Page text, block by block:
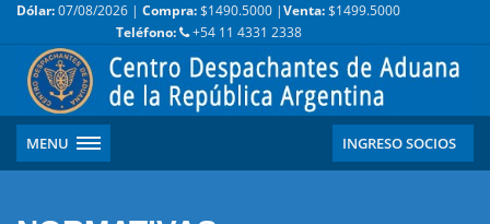
Dólar:07/08/2026 | Compra:$1490.5000 |Venta:$1499.5000
Teléfono:
+54 11 4331 2338
MENU INGRESO SOCIOS